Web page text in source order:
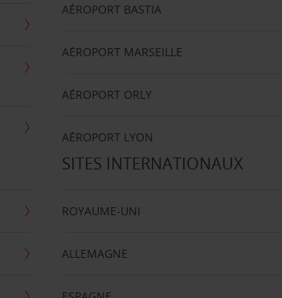
AÉROPORT BASTIA
AÉROPORT MARSEILLE
AÉROPORT ORLY
AÉROPORT LYON
SITES INTERNATIONAUX
ROYAUME-UNI
ALLEMAGNE